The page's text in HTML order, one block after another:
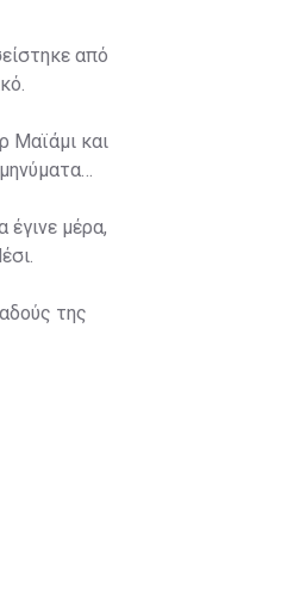
από
Μαϊάμι και
μέρα,
της